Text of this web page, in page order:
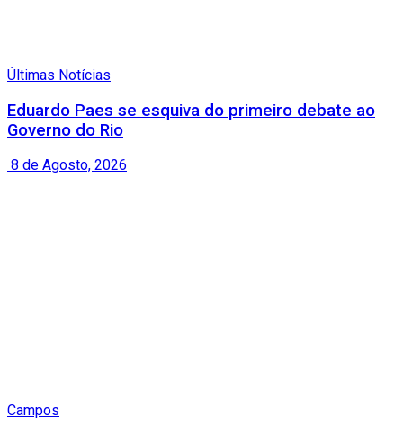
Últimas Notícias
Eduardo Paes se esquiva do primeiro debate ao
Governo do Rio
8 de Agosto, 2026
Campos